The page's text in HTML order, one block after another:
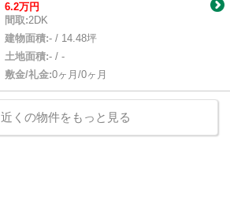
6.2万円
間取:2DK
建物面積:- / 14.48坪
土地面積:- / -
敷金/礼金:0ヶ月/0ヶ月
近くの物件をもっと見る